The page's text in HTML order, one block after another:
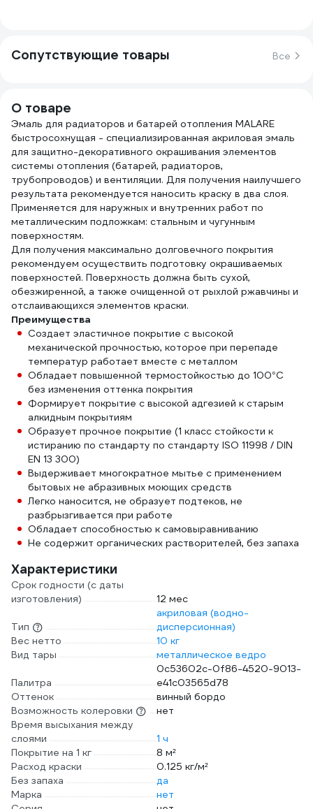
Сопутствующие товары Все
О товаре
Эмаль для радиаторов и батарей отопления MALARE
быстросохнущая - специализированная акриловая эмаль
для защитно-декоративного окрашивания элементов
системы отопления (батарей, радиаторов,
трубопроводов) и вентиляции. Для получения наилучшего
результата рекомендуется наносить краску в два слоя.
Применяется для наружных и внутренних работ по
металлическим подложкам: стальным и чугунным
поверхностям.
Для получения максимально долговечного покрытия
рекомендуем осуществить подготовку окрашиваемых
поверхностей. Поверхность должна быть сухой,
обезжиренной, а также очищенной от рыхлой ржавчины и
отслаивающихся элементов краски.
Преимущества
Создает эластичное покрытие с высокой
механической прочностью, которое при перепаде
температур работает вместе с металлом
Обладает повышенной термостойкостью до 100°С
без изменения оттенка покрытия
Формирует покрытие с высокой адгезией к старым
алкидным покрытиям
Образует прочное покрытие (1 класс стойкости к
истиранию по стандарту по стандарту ISO 11998 / DIN
EN 13 300)
Выдерживает многократное мытье с применением
бытовых не абразивных моющих средств
Легко наносится, не образует подтеков, не
разбрызгивается при работе
Обладает способностью к самовыравниванию
Не содержит органических растворителей, без запаха
Характеристики
Срок годности (с даты
изготовления)
12 мес
Тип
акриловая (водно-
дисперсионная)
Вес нетто
10 кг
Вид тары
металлическое ведро
Палитра
0c53602c-0f86-4520-9013-
e41c03565d78
Оттенок
винный бордо
Возможность колеровки
нет
Время высыхания между
слоями
1 ч
Покрытие на 1 кг
8 м²
Расход краски
0.125 кг/м²
Без запаха
да
Марка
нет